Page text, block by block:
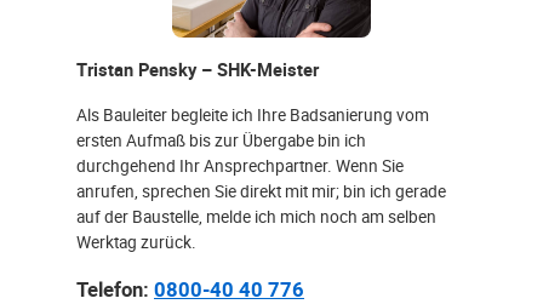
Tristan Pensky – SHK-Meister
Als Bauleiter begleite ich Ihre Badsanierung vom
ersten Aufmaß bis zur Übergabe bin ich
durchgehend Ihr Ansprechpartner. Wenn Sie
anrufen, sprechen Sie direkt mit mir; bin ich gerade
auf der Baustelle, melde ich mich noch am selben
Werktag zurück.
Telefon: 0800-40 40 776